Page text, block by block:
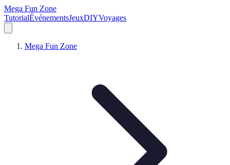
Mega Fun Zone
TutorialÉvénementsJeuxDIYVoyages
Mega Fun Zone